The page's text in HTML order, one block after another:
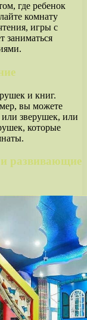
где ребенок
комнату
игры с
заниматься
и книг.
вы можете
зверушек, или
которые
развивающие